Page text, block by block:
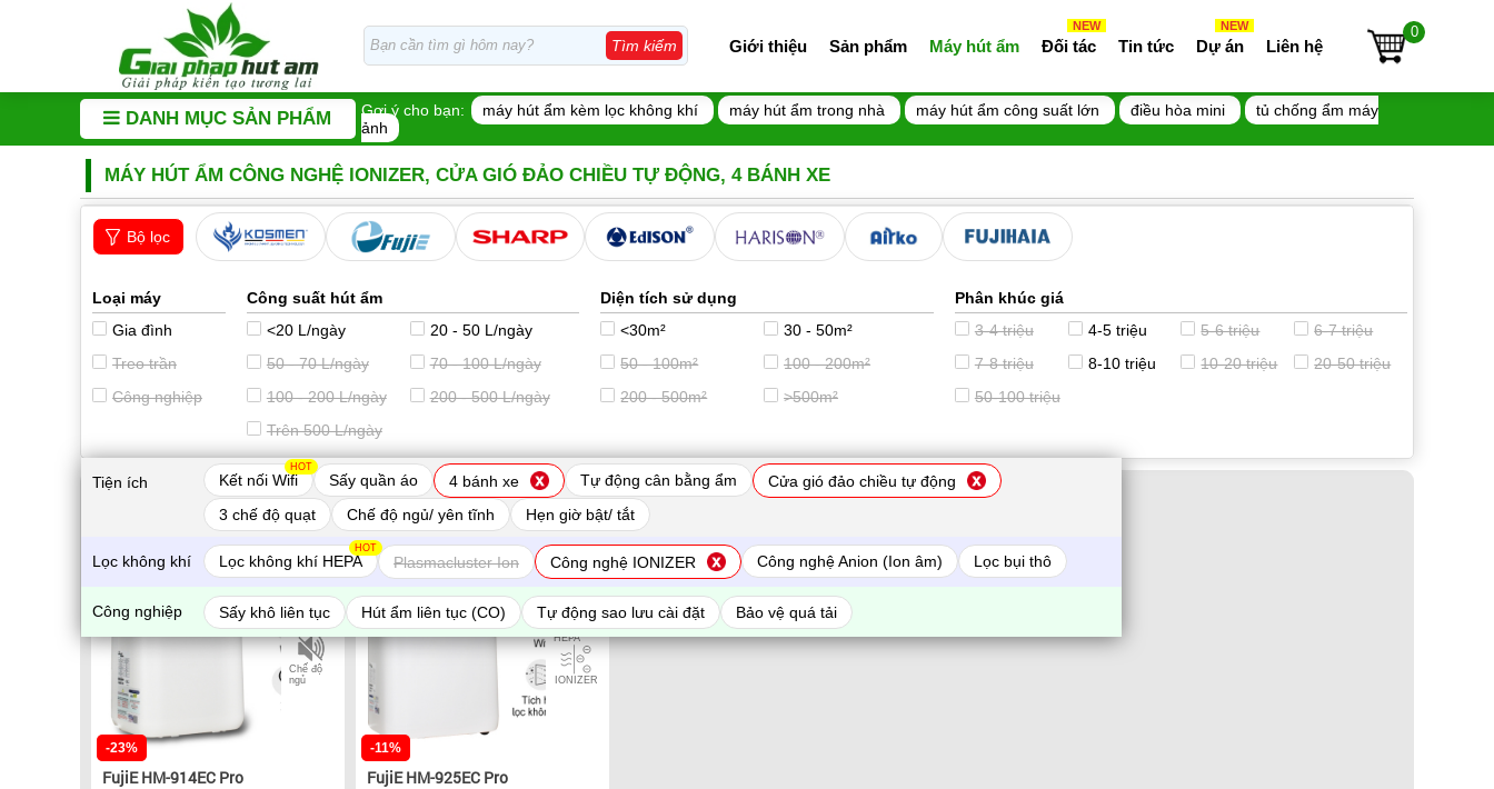
Tìm kiếm Giới thiệu Sản phẩm Máy hút ẩm Đối tác
NEW
Tin tức Dự án
NEW
Liên hệ
0
DANH MỤC SẢN PHẨM Gợi ý cho bạn: máy hút ẩm kèm lọc không khí máy hút ẩm trong nhà máy hút ẩm công suất lớn điều hòa mini
tủ chống ẩm máy
ảnh
MÁY HÚT ẨM CÔNG NGHỆ IONIZER, CỬA GIÓ ĐẢO CHIỀU TỰ ĐỘNG, 4 BÁNH XE
Bộ lọc
Loại máy
Gia đình
Treo trần
Công nghiệp
Công suất hút ẩm
<20 L/ngày
20 - 50 L/ngày
50 - 70 L/ngày
70 - 100 L/ngày
100 - 200 L/ngày
200 - 500 L/ngày
Trên 500 L/ngày
Diện tích sử dụng
<30m²
30 - 50m²
50 - 100m²
100 - 200m²
200 - 500m²
>500m²
Phân khúc giá
3-4 triệu
4-5 triệu 5-6 triệu
6-7 triệu
7-8 triệu
8-10 triệu 10-20 triệu
20-50 triệu
50-100 triệu
Tiện ích Kết nối Wifi
HOT
Sấy quần áo 4 bánh xe Tự động cân bằng ẩm
Cửa gió đảo chiều tự động
3 chế độ quạt
Chế độ ngủ/ yên tĩnh Hẹn giờ bật/ tắt
Lọc không khí Lọc không khí HEPA
HOT
Plasmacluster Ion Công nghệ IONIZER Công nghệ Anion (Ion âm) Lọc bụi thô
Công nghiệp Sấy khô liên tục Hút ẩm liên tục (CO) Tự động sao lưu cài đặt Bảo vệ quá tải
Sấy quần
IONIZER
Chế độ
ngủ
-23%
FujiE HM-914EC Pro
Sấy quần
Lọc bụi
HEPA
IONIZER
-11%
FujiE HM-925EC Pro
Có Wifi